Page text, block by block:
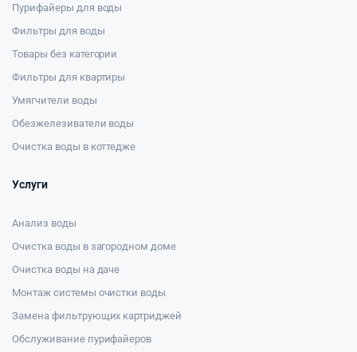
Пурифайеры для воды
Фильтры для воды
Товары без категории
Фильтры для квартиры
Умягчители воды
Обезжелезиватели воды
Очистка воды в коттедже
Услуги
Анализ воды
Очистка воды в загородном доме
Очистка воды на даче
Монтаж системы очистки воды
Замена фильтрующих картриджей
Обслуживание пурифайеров